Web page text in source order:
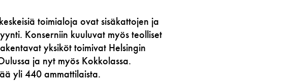
toimialoja ovat sisäkattojen ja
Konserniin kuuluvat myös teolliset
yksiköt toimivat Helsingin
ja nyt myös Kokkolassa.
yli 440 ammattilaista.